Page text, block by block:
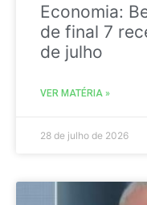
Economia:
de final 7
de julho
VER MATÉRIA »
28 de julho de 2026